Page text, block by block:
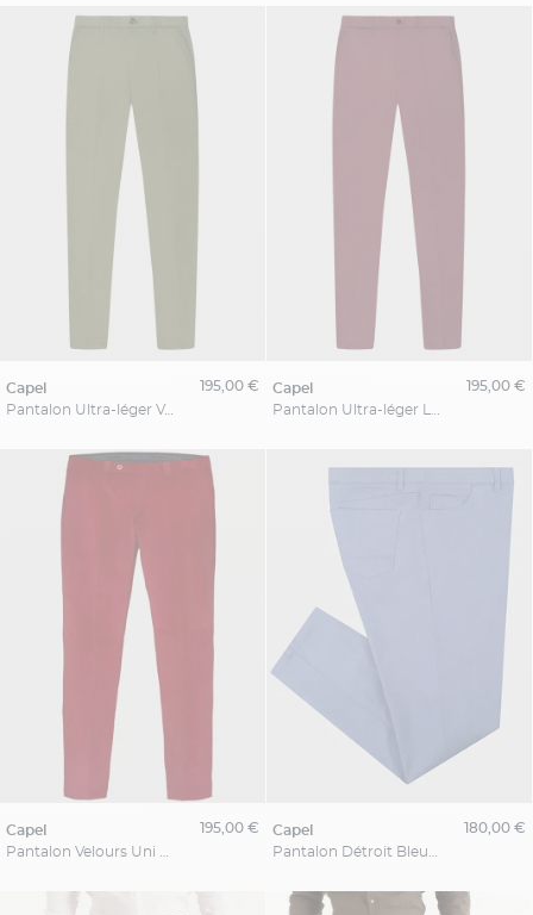
capel
Pantalon Ultra-léger Vert Capel Grande Taille
195,00 €
capel
195,00 €
capel
195,00 €
capel
180,00 €